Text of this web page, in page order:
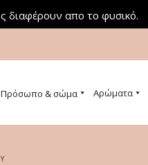
διαφέρουν απο το φυσικό.
Πρόσωπο & σώμα Αρώματα